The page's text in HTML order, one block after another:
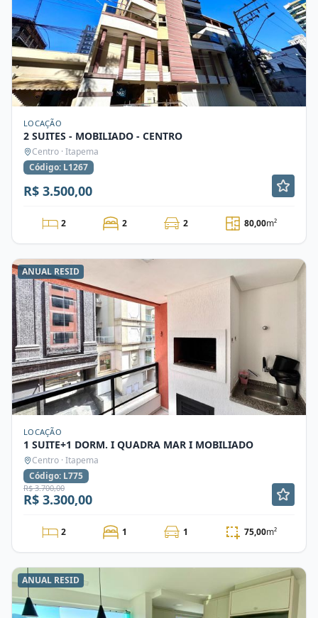
LOCAÇÃO
2 SUITES - MOBILIADO - CENTRO
Centro · Itapema
Código: L1267
R$ 3.500,00
2 2 2 80,00m²
ANUAL RESID
LOCAÇÃO
1 SUITE+1 DORM. I QUADRA MAR I MOBILIADO
Centro · Itapema
Código: L775
R$ 3.700,00
R$ 3.300,00
2 1 1 75,00m²
ANUAL RESID